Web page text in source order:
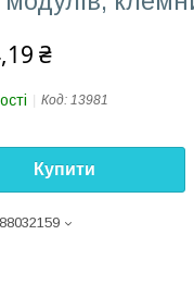
₴
Код: 13981
Купити